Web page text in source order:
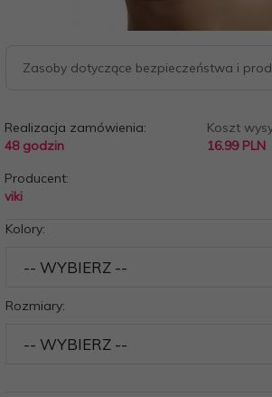
Zasoby dotyczące bezpieczeństwa i
Realizacja zamówienia:
48 godzin
Koszt
16.99 PLN
Producent:
viki
Kolory:
Rozmiary: